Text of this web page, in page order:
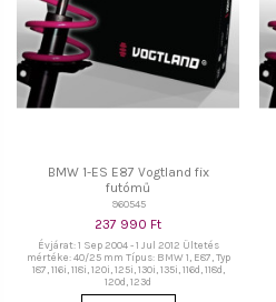
BMW 1-ES E87 Vogtland fix
futómű
960545
237 990 Ft
Évjárat: 1 Sep 2004 - 1 Jul 2012 Ültetés
mértéke: 40/25 mm Típus: BMW 1, E87, Typ
187, 116i, 118i, 120i, 125i, 130i, 135i, 116d, 118d,
120d, 123d